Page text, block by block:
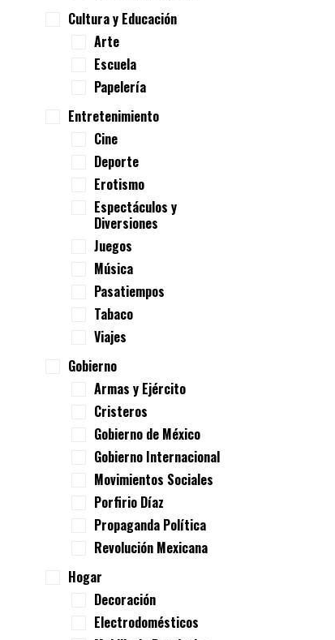
Cultura y Educación
Arte
Escuela
Papelería
Entretenimiento
Cine
Deporte
Erotismo
Espectáculos y
Diversiones
Juegos
Música
Pasatiempos
Tabaco
Viajes
Gobierno
Armas y Ejército
Cristeros
Gobierno de México
Gobierno Internacional
Movimientos Sociales
Porfirio Díaz
Propaganda Política
Revolución Mexicana
Hogar
Decoración
Electrodomésticos